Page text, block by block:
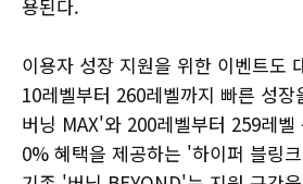
용된다.
이용자 성장 지원을 위한 이벤트도
10레벨부터 260레벨까지 빠른 성
버닝 MAX'와 200레벨부터 259레
0% 혜택을 제공하는 '하이퍼 블링